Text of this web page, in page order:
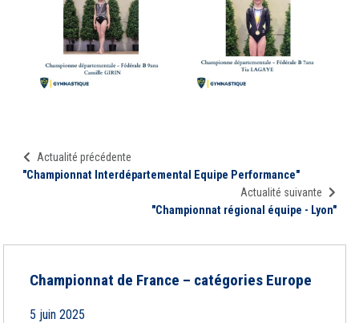
Actualité précédente
"Championnat Interdépartemental Equipe Performance"
Actualité suivante
"Championnat régional équipe - Lyon"
Championnat de France – catégories Europe
5 juin 2025